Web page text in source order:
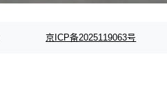
京ICP备2025119063号